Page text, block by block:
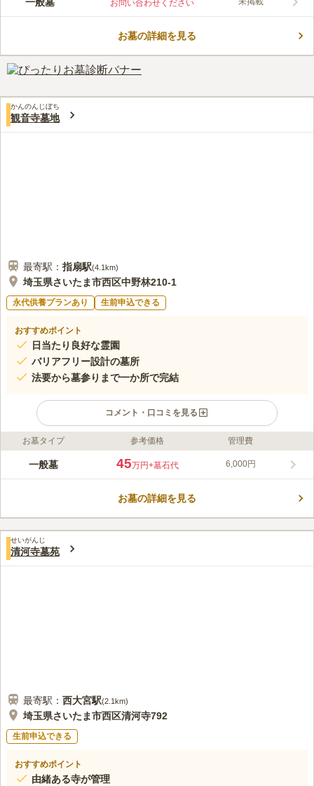
て建設され、以来各界の著名人をはじめ、多くの方々に利用され
た植栽が数多くあり、周辺環境と園内デザインがマッチし、自然
の豊かさを感じられます。ツツジやフジなど、季節の移ろいを感
ることができる環境です。 園内には法要施設・多目的ホールが
設置されています。
口コミ評価
40代男性
霊園近くにレストランがありますが、私の親族は、外食をするこ
とがあまり好きではありません。なので、いったん実家に帰ってきてか
ら、親族みんなで食事をします。料理はほとんどが手料理で、出前や、出
一般墓 お問い合わせください
お墓の詳細を見る
かんのんじぼち
観音寺墓地
最寄駅： 指扇駅(4.1km)
埼玉県さいたま市西区中野林210-1
永代供養プランあり 生前申込できる
おすすめポイント
日当たり良好な霊園
バリアフリー設計の墓所
法要から墓参りまで一か所で完結
コメント・口コミを見る
ライフドット編集部のコメント
日当たりの良い、豊かな自然に抱かれ、閑静な住宅地に囲まれ
厚なたたずまいのある観音寺の本堂では葬儀や後々の法要もする
口コミ評価
この霊園はまだ誰からも評価されていません。
お墓タイプ 参考価格 管理費
一般墓 45万円+墓石代 6,000円
お墓の詳細を見る
せいがんじ
清河寺墓苑
最寄駅： 西大宮駅(2.1km)
埼玉県さいたま市西区清河寺792
生前申込できる
おすすめポイント
由緒ある寺が管理